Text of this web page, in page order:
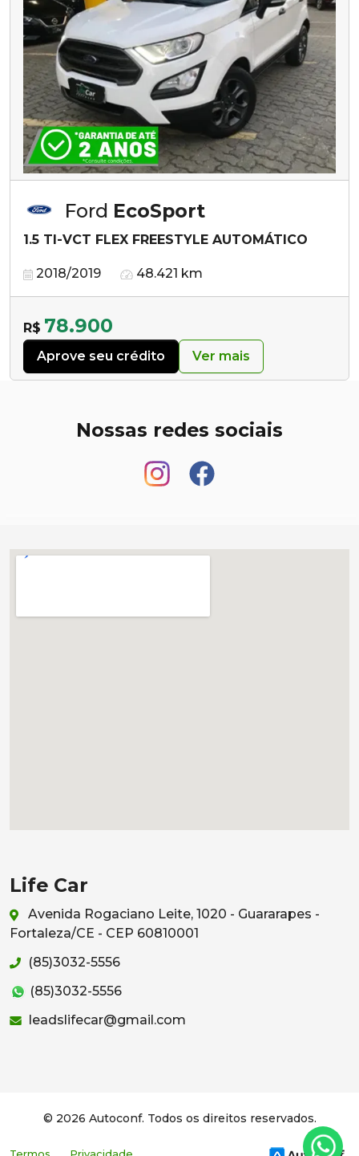
Ford EcoSport
1.5 TI-VCT FLEX FREESTYLE AUTOMÁTICO
2018/2019 48.421 km
R$ 78.900
Aprove seu crédito Ver mais
Nossas redes sociais
Life Car
Avenida Rogaciano Leite, 1020 - Guararapes -
Fortaleza/CE - CEP 60810001
(85)3032-5556
(85)3032-5556
leadslifecar@gmail.com
© 2026 Autoconf. Todos os direitos reservados.